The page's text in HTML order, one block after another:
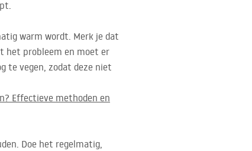
warm wordt. Merk je dat
het probleem en moet er
te vegen, zodat deze niet
Effectieve methoden en
Doe het regelmatig,